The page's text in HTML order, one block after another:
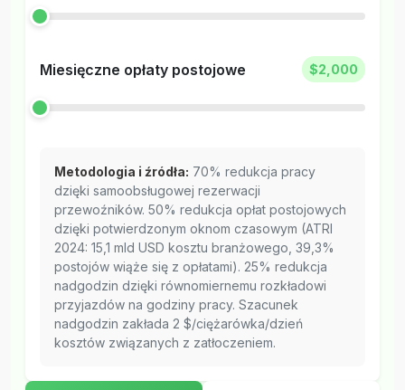
Miesięczne opłaty postojowe $2,000
Metodologia i źródła: 70% redukcja pracy
dzięki samoobsługowej rezerwacji
przewoźników. 50% redukcja opłat postojowych
dzięki potwierdzonym oknom czasowym (ATRI
2024: 15,1 mld USD kosztu branżowego, 39,3%
postojów wiąże się z opłatami). 25% redukcja
nadgodzin dzięki równomiernemu rozkładowi
przyjazdów na godziny pracy. Szacunek
nadgodzin zakłada 2 $/ciężarówka/dzień
kosztów związanych z zatłoczeniem.